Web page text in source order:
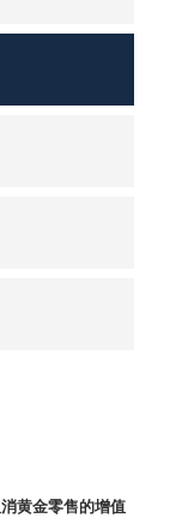
黄金零售的增值